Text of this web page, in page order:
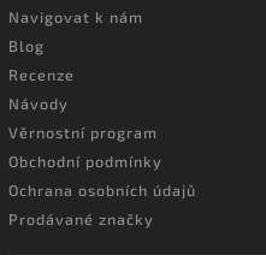
Navigovat k nám
Blog
Recenze
Návody
Věrnostní program
Obchodní podmínky
Ochrana osobních údajů
Prodávané značky